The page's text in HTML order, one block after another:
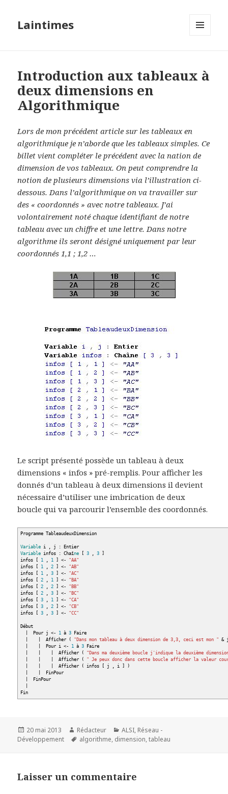
Laintimes
Introduction aux tableaux à
deux dimensions en
Algorithmique
Lors de mon précédent article sur les tableaux en
algorithmique je n’aborde que les tableaux simples. Ce
billet vient compléter le précédent avec la nation de
dimension de vos tableaux. On peut comprendre la
notion de plusieurs dimensions via l’illustration ci-
dessous. Dans l’algorithmique on va travailler sur
des « coordonnés » avec notre tableaux. J’ai
volontairement noté chaque identifiant de notre
tableau avec un chiffre et une lettre. Dans notre
algorithme ils seront désigné uniquement par leur
coordonnés 1,1 ; 1,2 …
Le script présenté possède un tableau à deux
dimensions « infos » pré-remplis. Pour afficher les
donnés d’un tableau à deux dimensions il devient
nécessaire d’utiliser une imbrication de deux
boucle qui va parcourir l’ensemble des coordonnés.
Programme TableaudeuxDimension
Variable i , j : Entier
Variable infos : Chaîne [ 3 ,3 ]
infos
[ 1 , 1 ] <- "AA"
infos
[ 1 ,2 ] <- "AB"
infos
[ 1 ,3 ] <- "AC"
infos
[ 2 , 1 ] <- "BA"
infos
[ 2 ,2 ] <- "BB"
infos
[ 2 ,3 ] <- "BC"
infos
[ 3 , 1 ] <- "CA"
infos
[ 3 ,2 ] <- "CB"
infos
[ 3 ,3 ] <- "CC"
Début
Pour j<- 1 à3 Faire
Afficher ( "Dans mon tableau à deux dimension de 3,3, ceci est mon " &
Pour i<- 1 à3 Faire
Afficher (
"Dans ma deuxième boucle j'indique la deuxième
Afficher (
" Je peux donc dans cette boucle afficher la valeur
Afficher ( infos [ j , i ]
)
FinPour
FinPour
Fin
Publié
le
20 mai 2013 Auteur
Rédacteur Catégories
ALSI, Réseau -
Développement
Mots-
algorithme, dimension,tableau
Laisser un commentaire